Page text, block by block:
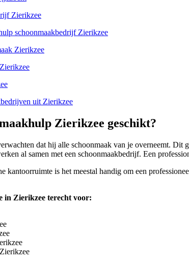
Zierikzee
schoonmaakbedrijf Zierikzee
Zierikzee
uit Zierikzee
Zierikzee geschikt?
dat hij alle schoonmaak van je overneemt.
al samen met een schoonmaakbedrijf. Een
kantoorruimte is het meestal handig om een
in Zierikzee terecht voor: